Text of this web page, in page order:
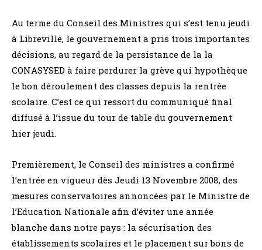
Au terme du Conseil des Ministres qui s’est tenu jeudi
à Libreville, le gouvernement a pris trois importantes
décisions, au regard de la persistance de la la
CONASYSED à faire perdurer la grève qui hypothèque
le bon déroulement des classes depuis la rentrée
scolaire. C’est ce qui ressort du communiqué final
diffusé à l’issue du tour de table du gouvernement
hier jeudi.
Premièrement, le Conseil des ministres a confirmé
l’entrée en vigueur dès Jeudi 13 Novembre 2008, des
mesures conservatoires annoncées par le Ministre de
l’Education Nationale afin d’éviter une année
blanche dans notre pays : la sécurisation des
établissements scolaires et le placement sur bons de